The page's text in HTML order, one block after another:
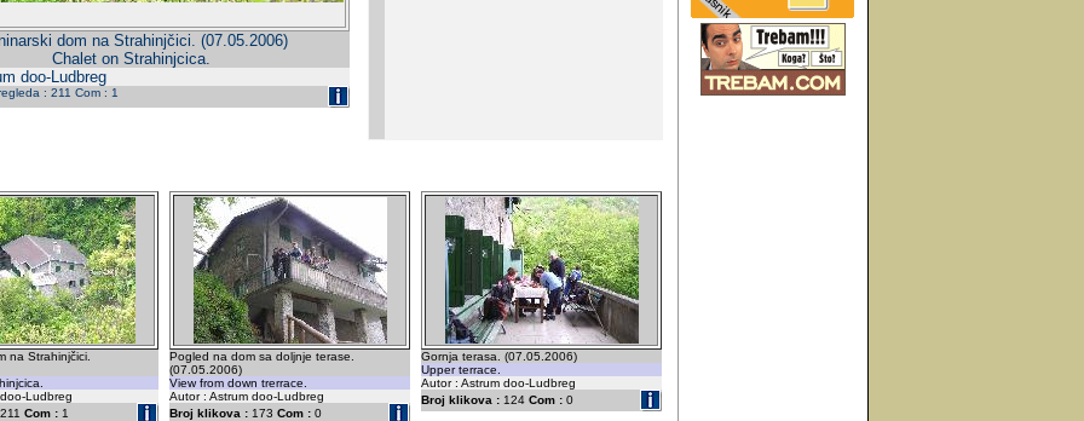
dom na Strahinjčici. (07.05.2006)
Chalet on Strahinjcica.
doo-Ludbreg
: 211 Com : 1
na Strahinjčici.
Ludbreg
Com : 1
Pogled na dom sa doljnje terase.
(07.05.2006)
View from down trerrace.
Autor : Astrum doo-Ludbreg
Broj klikova : 173 Com : 0
Gornja terasa. (07.05.2006)
Upper terrace.
Autor : Astrum doo-Ludbreg
Broj klikova : 124 Com : 0